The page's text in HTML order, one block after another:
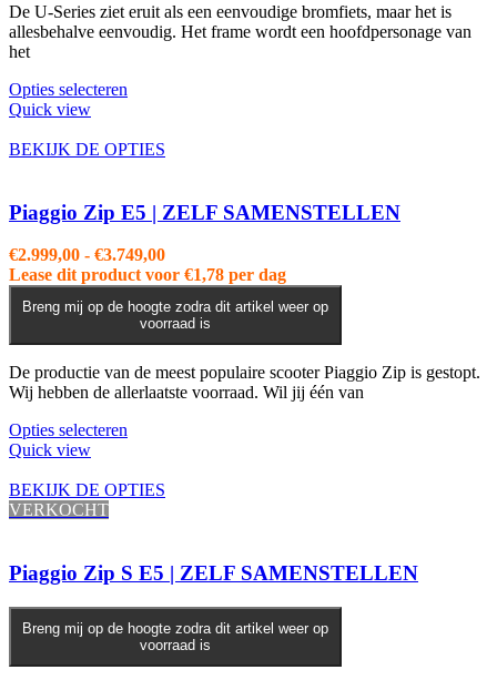
De U-Series ziet eruit als een eenvoudige bromfiets, maar het is
allesbehalve eenvoudig. Het frame wordt een hoofdpersonage van
het
Opties selecteren
meerdere
optie
kan
gekozen
worden
op
de
productpagina
Quick view
BEKIJK DE OPTIES
Piaggio Zip E5 | ZELF SAMENSTELLEN
€2.999,00 - €3.749,00Prijsklasse:
€2.999,00
tot
€3.749,00
Lease dit product voor €1,78 per dag
Breng mij op de hoogte zodra dit artikel weer op
voorraad is
De productie van de meest populaire scooter Piaggio Zip is gestopt.
Wij hebben de allerlaatste voorraad. Wil jij één van
Opties selecteren
meerdere
kan
gekozen
worden
op
de
productpagina
Quick view
BEKIJK DE OPTIES
VERKOCHT
Piaggio Zip S E5 | ZELF SAMENSTELLEN
Breng mij op de hoogte zodra dit artikel weer op
voorraad is